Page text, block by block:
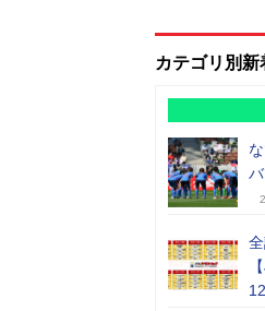
カテゴリ別新